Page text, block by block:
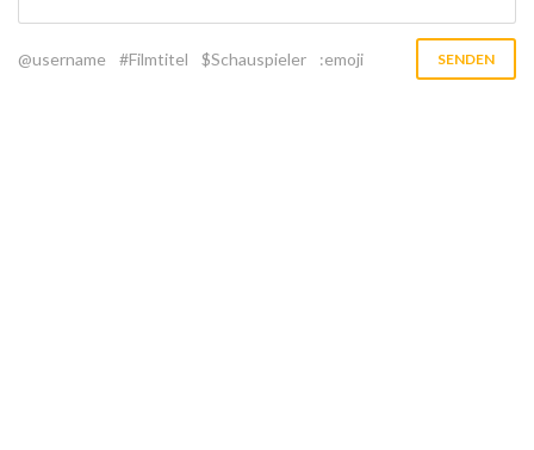
@username #Filmtitel $Schauspieler :emoji